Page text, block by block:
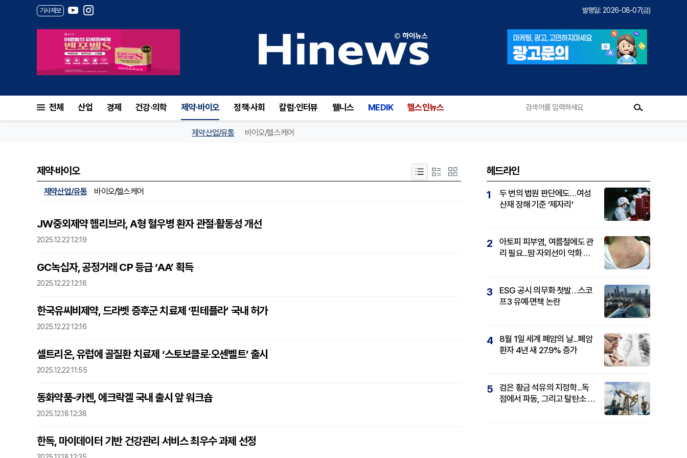
기사제보 발행일: 2026-08-07(금)
전체 산업 경제 건강·의학 제약·바이오 정책·사회 칼럼·인터뷰 웰니스 MEDIK 헬스인뉴스
제약산업/유통 바이오/헬스케어
제약·바이오
제약산업/유통 바이오/헬스케어
JW중외제약 헴리브라, A형 혈우병 환자 관절·활동성 개선
2025.12.22 12:19
GC녹십자, 공정거래 CP 등급 ‘AA’ 획득
2025.12.22 12:18
한국유씨비제약, 드라벳 증후군 치료제 ‘핀테플라’ 국내 허가
2025.12.22 12:16
셀트리온, 유럽에 골질환 치료제 ‘스토보클로·오센벨트’ 출시
2025.12.22 11:55
동화약품-카켄, 에크락겔 국내 출시 앞 워크숍
2025.12.18 12:38
한독, 마이데이터 기반 건강관리 서비스 최우수 과제 선정
헤드라인
1
두 번의 법원 판단에도…여성
산재 장해 기준 ‘제자리’
2
아토피 피부염, 여름철에도 관
리 필요...땀·자외선이 악화 요
3
ESG 공시 의무화 첫발…스코
프3 유예·면책 논란
4
8월 1일 세계 폐암의 날...폐암
환자 4년 새 27.9% 증가
5
검은 황금 석유의 지정학...독
점에서 파동, 그리고 탈탄소 패